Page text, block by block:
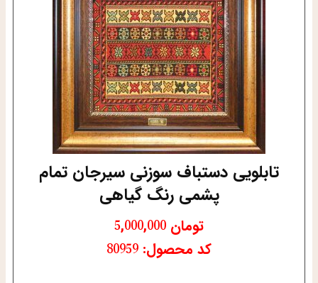
تابلویی دستباف سوزنی سیرجان تمام
پشمی رنگ گیاهی
تومان
کد محصول: 80959